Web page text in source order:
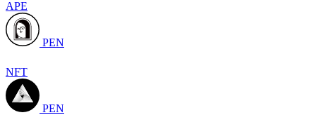
APE
PEN
NFT
PEN